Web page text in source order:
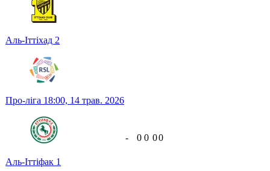
Аль-Іттіхад 2
Про-ліга 18:00, 14 трав. 2026
Аль-Іттіфак 1
- 0 0 00